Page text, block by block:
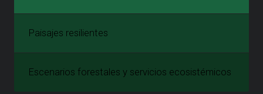
Paisajes resilientes
Escenarios forestales y servicios ecosistémicos